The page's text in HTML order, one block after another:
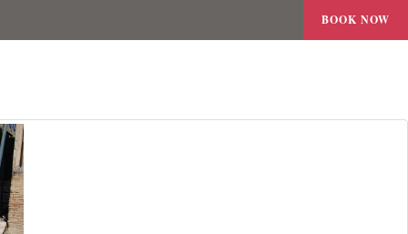
BOOK NOW